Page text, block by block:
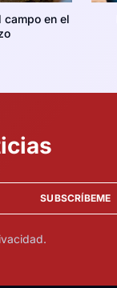
campo en el
SUBSCRÍBEME